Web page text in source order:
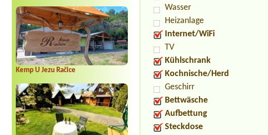
Kemp U Jezu Račice
Wasser
Heizanlage
Internet/WiFi
TV
Kühlschrank
Kochnische/Herd
Geschirr
Bettwäsche
Aufbettung
Steckdose